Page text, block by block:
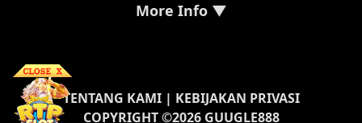
More Info ▼
TENTANG KAMI| KEBIJAKAN PRIVASI
COPYRIGHT ©2026 GUUGLE888